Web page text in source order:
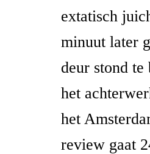
extatisch
minuut later
deur stond
het
het
review gaat